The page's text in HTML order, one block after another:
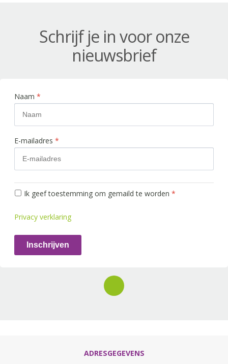
Schrijf je in voor onze
nieuwsbrief
Naam *
E-mailadres *
Ik geef toestemming om gemaild te worden *
Privacy verklaring
Inschrijven
ADRESGEGEVENS